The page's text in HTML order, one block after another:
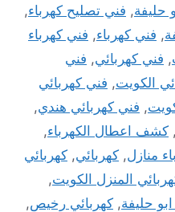
حليفة, فني تصليح كهرباء,
, فني كهرباء, فني كهرباء
, فني كهربائي, فني
الكويت, فني كهربائي
, فني كهربائي هندي,
, كشف اعطال الكهرباء,
منازل, كهربائي, كهربائي
المنزل الكويت,
حليفة, كهربائي رخيص,